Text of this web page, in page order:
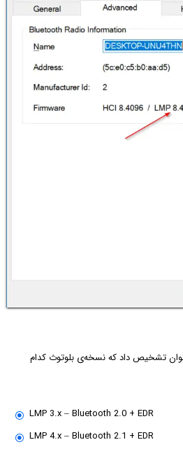
تشخیص داد که نسخه‌ی بلوتوث کدام
LMP 3.x – Bluetooth 2.0 + EDR
LMP 4.x – Bluetooth 2.1 + EDR